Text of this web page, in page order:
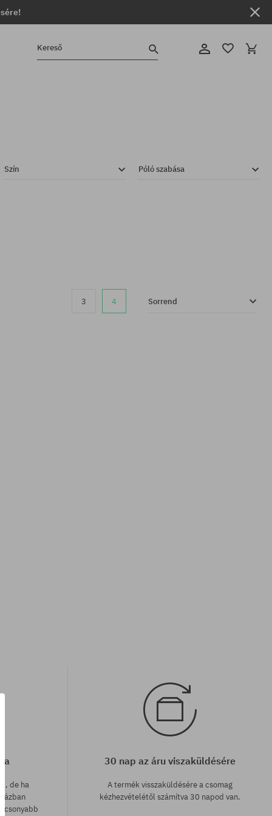
Kereső
Szín Póló szabása
3 4 Sorrend
de ha
30 nap az áru viszaküldésére
A termék visszaküldésére a csomag
kézhezvételétől számítva 30 napod van.